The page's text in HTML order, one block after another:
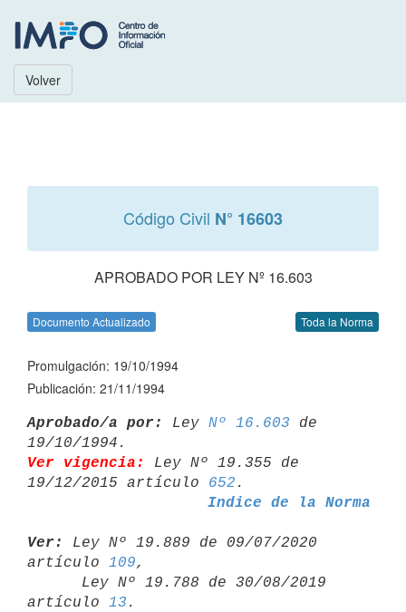
Volver
Código Civil N° 16603
APROBADO POR LEY Nº 16.603
Documento Actualizado Toda la Norma
Promulgación: 19/10/1994
Publicación: 21/11/1994
Aprobado/a por: Ley Nº 16.603 de
Ver vigencia:
Ley Nº 19.355 de
19/12/2015 artículo 652
Indice de la Norma
Ver:
Ley Nº 19.889 de 09/07/2020
artículo 109,
artículo 13